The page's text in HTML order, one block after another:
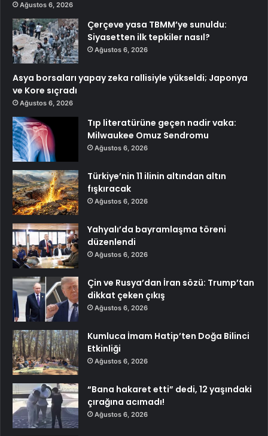
Ağustos 6, 2026
Çerçeve yasa TBMM’ye sunuldu:
Siyasetten ilk tepkiler nasıl?
Ağustos 6, 2026
Asya borsaları yapay zeka rallisiyle yükseldi; Japonya
ve Kore sıçradı
Ağustos 6, 2026
Tıp literatürüne geçen nadir vaka:
Milwaukee Omuz Sendromu
Ağustos 6, 2026
Türkiye’nin 11 ilinin altından altın
fışkıracak
Ağustos 6, 2026
Yahyalı’da bayramlaşma töreni
düzenlendi
Ağustos 6, 2026
Çin ve Rusya’dan İran sözü: Trump’tan
dikkat çeken çıkış
Ağustos 6, 2026
Kumluca İmam Hatip’ten Doğa Bilinci
Etkinliği
Ağustos 6, 2026
“Bana hakaret etti” dedi, 12 yaşındaki
çırağına acımadı!
Ağustos 6, 2026